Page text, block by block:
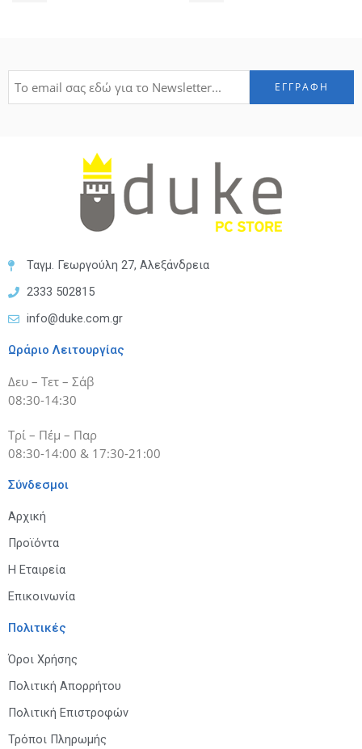
Ταγμ. Γεωργούλη 27, Αλεξάνδρεια
2333 502815
info@duke.com.gr
Ωράριο Λειτουργίας
Δευ – Τετ – Σάβ
08:30-14:30
Τρί – Πέμ – Παρ
08:30-14:00 & 17:30-21:00
Σύνδεσμοι
Αρχική
Προϊόντα
Η Εταιρεία
Επικοινωνία
Πολιτικές
Όροι Χρήσης
Πολιτική Απορρήτου
Πολιτική Επιστροφών
Τρόποι Πληρωμής